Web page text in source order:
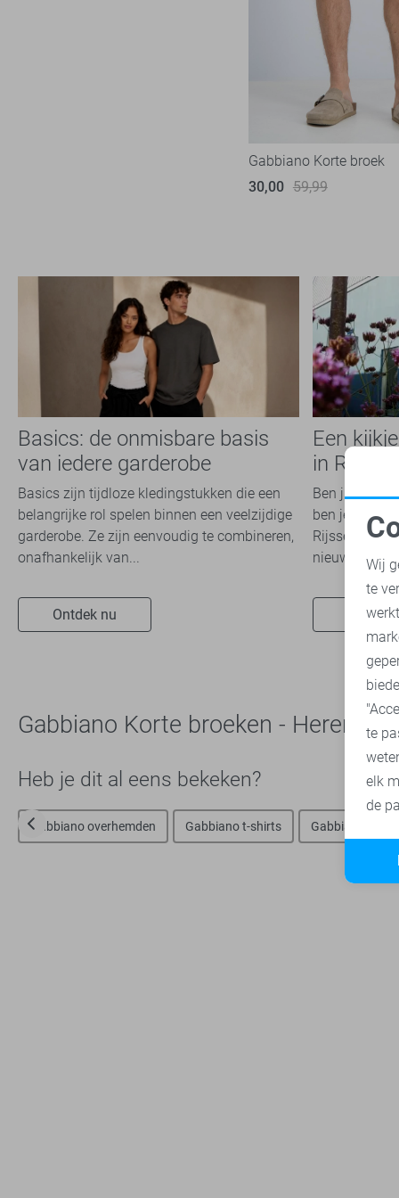
Gabbiano Korte broek
30,00 59,99
Basics: de onmisbare basis
van iedere garderobe
Basics zijn tijdloze kledingstukken die een
belangrijke rol spelen binnen een veelzijdige
garderobe. Ze zijn eenvoudig te combineren,
onafhankelijk van...
Ontdek nu
Een
in Rijssen
Ben jij die
ben je nog
Rijssen
Ontdek
Gabbiano Korte broeken - Heren
Heb je dit al eens bekeken?
Gabbiano overhemden Gabbiano t-shirts Gabbiano polo`s
Wij
te
te
elk
de